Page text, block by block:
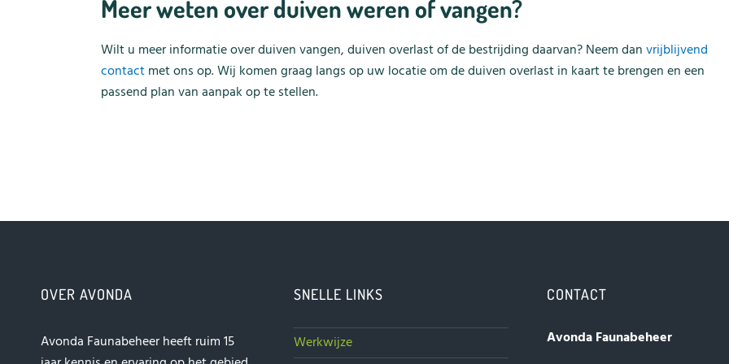
Meer weten over duiven weren of vangen?
Wilt u meer informatie over duiven vangen, duiven overlast of de bestrijding daarvan? Neem danvrijblijvend
contactmet ons op. Wij komen graag langs op uw locatie om de duiven overlast in kaart te brengen en een
passend plan van aanpak op te stellen.
OVER AVONDA
Avonda Faunabeheer heeft ruim 15
SNELLE LINKS
Werkwijze
CONTACT
Avonda Faunabeheer